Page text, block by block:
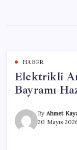
content
HABER
Elektrikli
Bayramı
By Ahmet
20 Mayıs